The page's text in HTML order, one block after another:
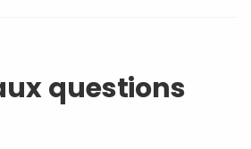
questions